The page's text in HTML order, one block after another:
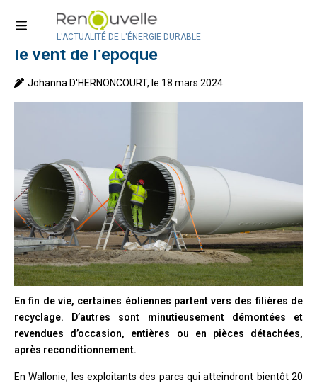
L'ACTUALITÉ DE L'ÉNERGIE DURABLE
Les éoliennes de seconde main dans
le vent de l’époque
Johanna D'HERNONCOURT, le 18 mars 2024
En fin de vie, certaines éoliennes partent vers des filières de
recyclage. D’autres sont minutieusement démontées et
revendues d’occasion, entières ou en pièces détachées,
après reconditionnement.
En Wallonie, les exploitants des parcs qui atteindront bientôt 20